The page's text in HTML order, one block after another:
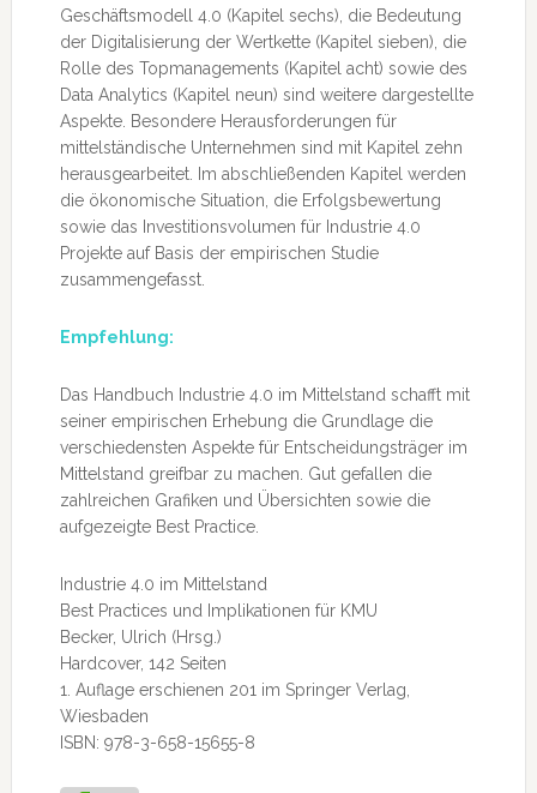
Geschäftsmodell 4.0 (Kapitel sechs), die Bedeutung
der Digitalisierung der Wertkette (Kapitel sieben), die
Rolle des Topmanagements (Kapitel acht) sowie des
Data Analytics (Kapitel neun) sind weitere dargestellte
Aspekte. Besondere Herausforderungen für
mittelständische Unternehmen sind mit Kapitel zehn
herausgearbeitet. Im abschließenden Kapitel werden
die ökonomische Situation, die Erfolgsbewertung
sowie das Investitionsvolumen für Industrie 4.0
Projekte auf Basis der empirischen Studie
zusammengefasst.
Empfehlung:
Das Handbuch Industrie 4.0 im Mittelstand schafft mit
seiner empirischen Erhebung die Grundlage die
verschiedensten Aspekte für Entscheidungsträger im
Mittelstand greifbar zu machen. Gut gefallen die
zahlreichen Grafiken und Übersichten sowie die
aufgezeigte Best Practice.
Industrie 4.0 im Mittelstand
Best Practices und Implikationen für KMU
Becker, Ulrich (Hrsg.)
Hardcover, 142 Seiten
1. Auflage erschienen 201 im Springer Verlag,
Wiesbaden
ISBN: 978-3-658-15655-8